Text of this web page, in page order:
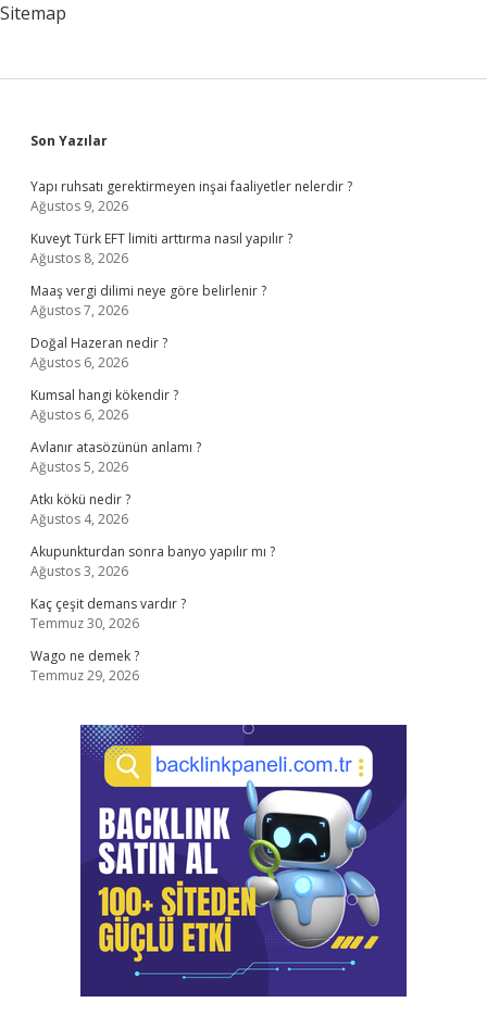
Sitemap
Sidebar
Son Yazılar
Yapı ruhsatı gerektirmeyen inşai faaliyetler nelerdir ?
Ağustos 9, 2026
Kuveyt Türk EFT limiti arttırma nasıl yapılır ?
Ağustos 8, 2026
Maaş vergi dilimi neye göre belirlenir ?
Ağustos 7, 2026
Doğal Hazeran nedir ?
Ağustos 6, 2026
Kumsal hangi kökendir ?
Ağustos 6, 2026
Avlanır atasözünün anlamı ?
Ağustos 5, 2026
Atkı kökü nedir ?
Ağustos 4, 2026
Akupunkturdan sonra banyo yapılır mı ?
Ağustos 3, 2026
Kaç çeşit demans vardır ?
Temmuz 30, 2026
Wago ne demek ?
Temmuz 29, 2026